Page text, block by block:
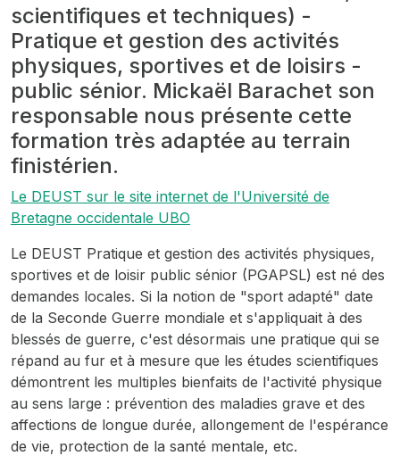
scientifiques et techniques) -
Pratique et gestion des activités
physiques, sportives et de loisirs -
public sénior. Mickaël Barachet son
responsable nous présente cette
formation très adaptée au terrain
finistérien.
Le DEUST sur le site internet de l'Université de
Bretagne occidentale UBO
Le DEUST Pratique et gestion des activités physiques,
sportives et de loisir public sénior (PGAPSL) est né des
demandes locales. Si la notion de "sport adapté" date
de la Seconde Guerre mondiale et s'appliquait à des
blessés de guerre, c'est désormais une pratique qui se
répand au fur et à mesure que les études scientifiques
démontrent les multiples bienfaits de l'activité physique
au sens large : prévention des maladies grave et des
affections de longue durée, allongement de l'espérance
de vie, protection de la santé mentale, etc.